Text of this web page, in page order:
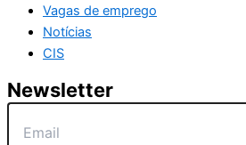
Vagas de emprego
Notícias
CIS
Newsletter